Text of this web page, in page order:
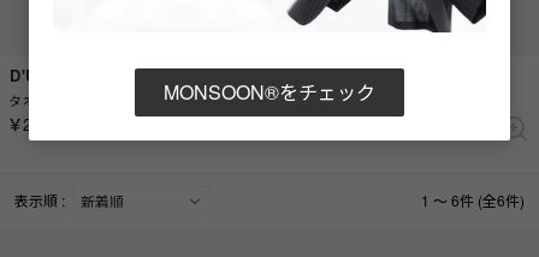
D'URBAN
タオルハンカチ （サックス）
￥2,200
D'URBAN
タオルハンカチ （グリーン）
￥2,200
表示順 : 1 ～ 6件 (全6件)
MONSOON®をチェック